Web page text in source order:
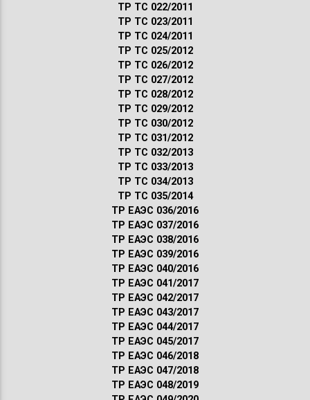
ТР ТС 022/2011
ТР ТС 023/2011
ТР ТС 024/2011
ТР ТС 025/2012
ТР ТС 026/2012
ТР ТС 027/2012
ТР ТС 028/2012
ТР ТС 029/2012
ТР ТС 030/2012
ТР ТС 031/2012
ТР ТС 032/2013
ТР ТС 033/2013
ТР ТС 034/2013
ТР ТС 035/2014
ТР ЕАЭС 036/2016
ТР ЕАЭС 037/2016
ТР ЕАЭС 038/2016
ТР ЕАЭС 039/2016
ТР ЕАЭС 040/2016
ТР ЕАЭС 041/2017
ТР ЕАЭС 042/2017
ТР ЕАЭС 043/2017
ТР ЕАЭС 044/2017
ТР ЕАЭС 045/2017
ТР ЕАЭС 046/2018
ТР ЕАЭС 047/2018
ТР ЕАЭС 048/2019